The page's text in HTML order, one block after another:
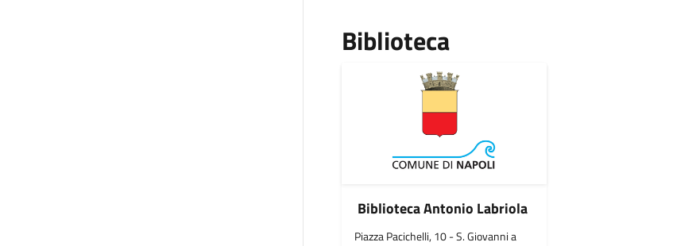
Biblioteca
Biblioteca Antonio Labriola
Piazza Pacichelli, 10 - S. Giovanni a